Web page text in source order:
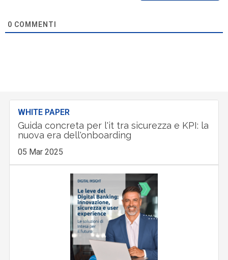
0 COMMENTI
WHITE PAPER
Guida concreta per l'it tra sicurezza e KPI: la
nuova era dell'onboarding
05 Mar 2025